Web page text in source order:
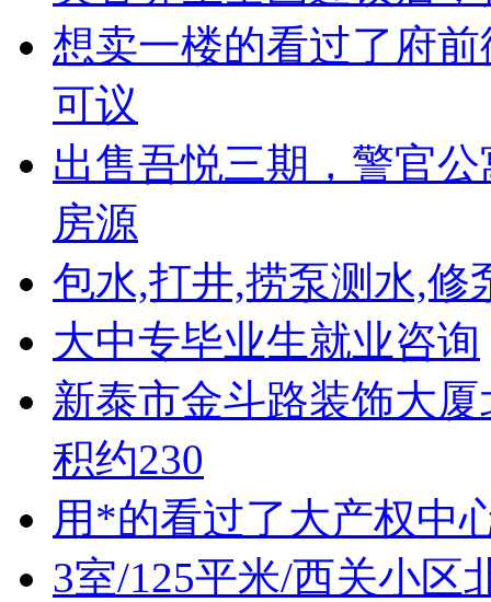
想卖一楼的看过了府
可议
出售吾悦三期，警官
房源
包水,打井,捞泵测水,修
大中专毕业生就业咨询
新泰市金斗路装饰大
积约230
用*的看过了大产权中
3室/125平米/西关小区